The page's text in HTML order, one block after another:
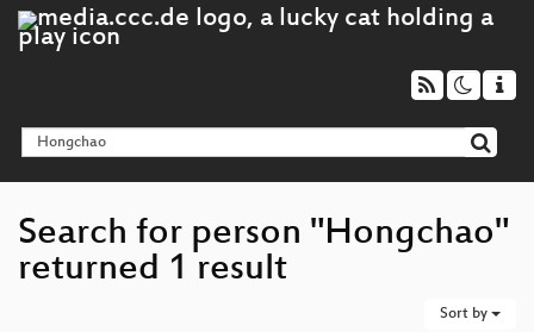
Search for person "Hongchao"
returned 1 result
Sort by